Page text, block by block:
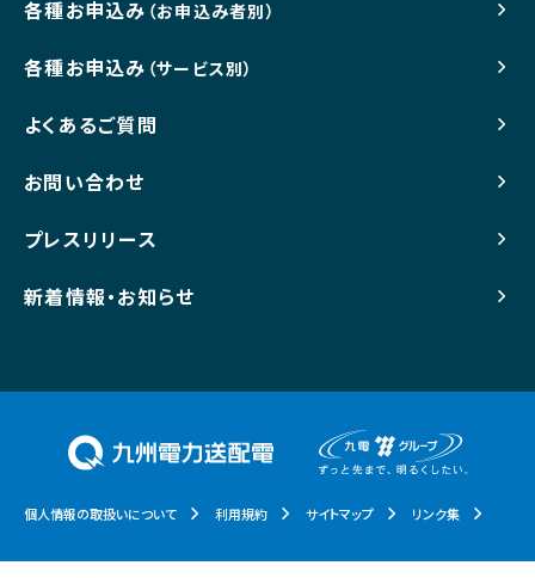
各種お申込み （お申込み者別）
各種お申込み （サービス別）
よくあるご質問
お問い合わせ
プレスリリース
新着情報・お知らせ
個人情報の取扱いについて 利用規約 サイトマップ リンク集